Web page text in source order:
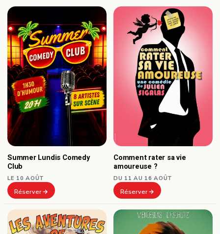
Summer Lundis Comedy
Club
LE 10 AOÛT
Réserver
Comment rater sa vie
amoureuse ?
DU 11 AU 16 AOÛT
Réserver